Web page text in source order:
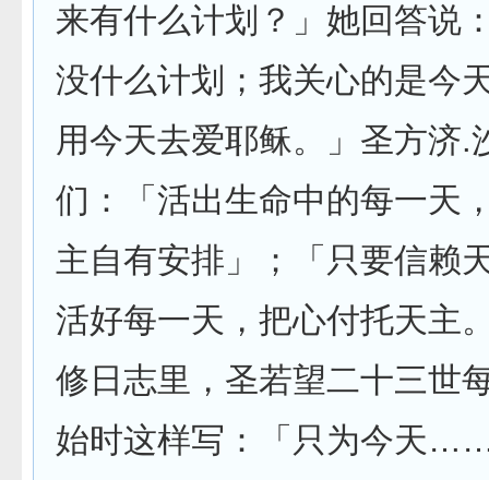
来有什么计划？」她回答说
没什么计划；我关心的是今
用今天去爱耶稣。」圣方济.
们：「活出生命中的每一天
主自有安排」；「只要信赖
活好每一天，把心付托天主
修日志里，圣若望二十三世
始时这样写：「只为今天